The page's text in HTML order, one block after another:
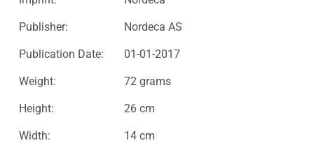
Publisher: Nordeca AS
Publication Date: 01-01-2017
Weight: 72 grams
Height: 26 cm
Width: 14 cm